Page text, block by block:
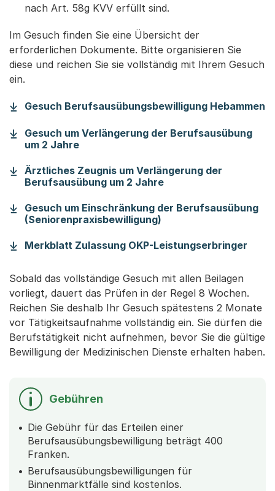
nach Art. 58g KVV erfüllt sind.
Im Gesuch finden Sie eine Übersicht der
erforderlichen Dokumente. Bitte organisieren Sie
diese und reichen Sie sie vollständig mit Ihrem Gesuch
ein.
Gesuch Berufsausübungsbewilligung Hebammen
Gesuch um Verlängerung der Berufsausübung
um 2 Jahre(Startet einen Download)
Ärztliches Zeugnis um Verlängerung der
Berufsausübung um 2 Jahre(Startet einen
Gesuch um Einschränkung der Berufsausübung
(Seniorenpraxisbewilligung)
Merkblatt Zulassung OKP-Leistungserbringer
Sobald das vollständige Gesuch mit allen Beilagen
vorliegt, dauert das Prüfen in der Regel 8 Wochen.
Reichen Sie deshalb Ihr Gesuch spätestens 2 Monate
vor Tätigkeitsaufnahme vollständig ein. Sie dürfen die
Berufstätigkeit nicht aufnehmen, bevor Sie die gültige
Bewilligung der Medizinischen Dienste erhalten haben.
Gebühren
Die Gebühr für das Erteilen einer
Berufsausübungsbewilligung beträgt 400
Franken.
Berufsausübungsbewilligungen für
Binnenmarktfälle sind kostenlos.